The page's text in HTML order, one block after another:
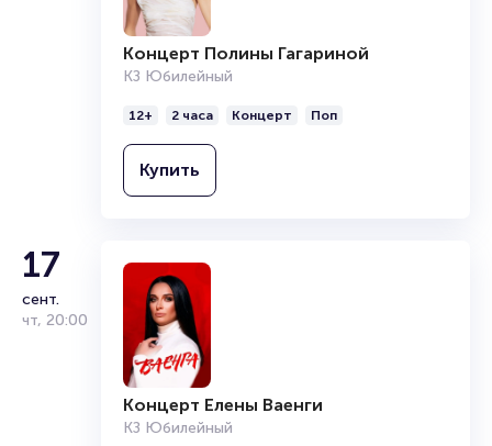
Концерт Полины Гагариной
КЗ Юбилейный
12+ 2 часа Концерт Поп
Купить
17
сент.
чт, 20:00
Концерт Елены Ваенги
КЗ Юбилейный